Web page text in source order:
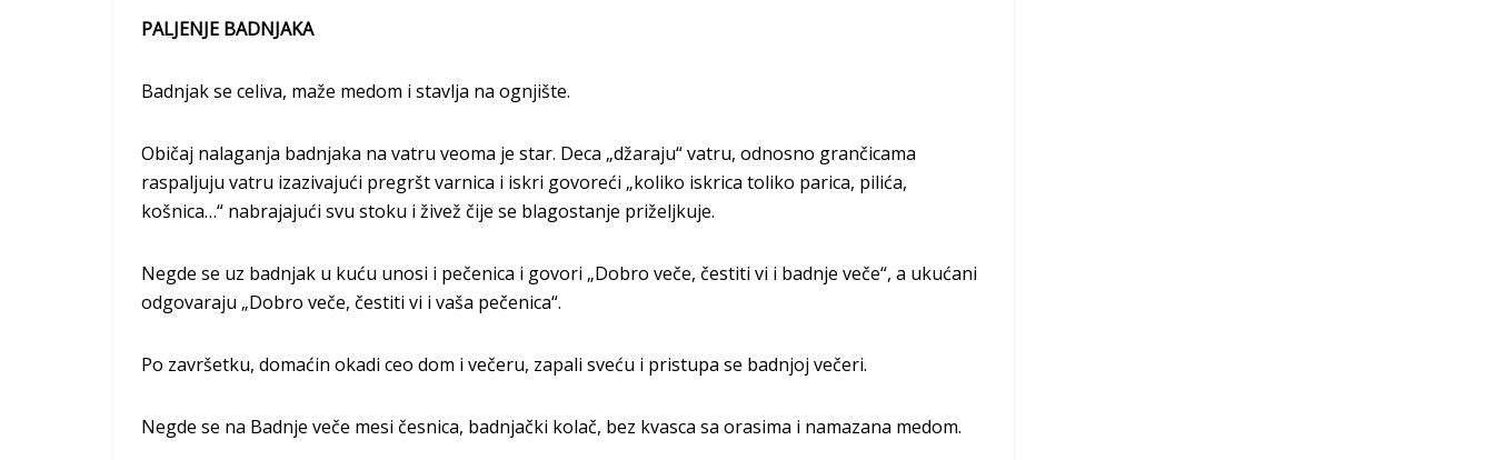
PALJENJE BADNJAKA
Badnjak se celiva, maže medom i stavlja na ognjište.
Običaj nalaganja badnjaka na vatru veoma je star. Deca „džaraju“ vatru, odnosno grančicama
raspaljuju vatru izazivajući pregršt varnica i iskri govoreći „koliko iskrica toliko parica, pilića,
košnica…“ nabrajajući svu stoku i živež čije se blagostanje priželjkuje.
Negde se uz badnjak u kuću unosi i pečenica i govori „Dobro veče, čestiti vi i badnje veče“, a ukućani
odgovaraju „Dobro veče, čestiti vi i vaša pečenica“.
Po završetku, domaćin okadi ceo dom i večeru, zapali sveću i pristupa se badnjoj večeri.
Negde se na Badnje veče mesi česnica, badnjački kolač, bez kvasca sa orasima i namazana medom.